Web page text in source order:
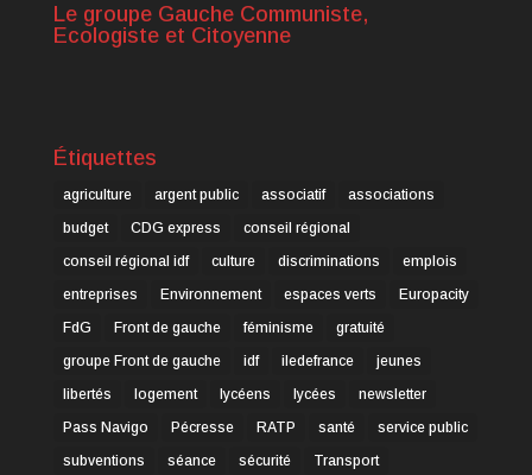
Le groupe Gauche Communiste,
Ecologiste et Citoyenne
Étiquettes
agriculture argent public associatif
associations
budget
CDG express
conseil régional
conseil régional idf
culture discriminations
emplois
entreprises
Environnement espaces verts
Europacity
FdG
Front de gauche féminisme
gratuité
groupe Front de gauche
idf iledefrance
jeunes
libertés
logement lycéens lycées
newsletter
Pass Navigo
Pécresse RATP santé
service public
subventions
séance sécurité
Transport